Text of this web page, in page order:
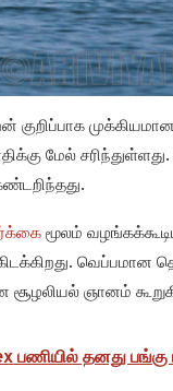
மேல்
மூலம்
வெப்பமான
ஞானம்
பணியில் தனது பங்கு